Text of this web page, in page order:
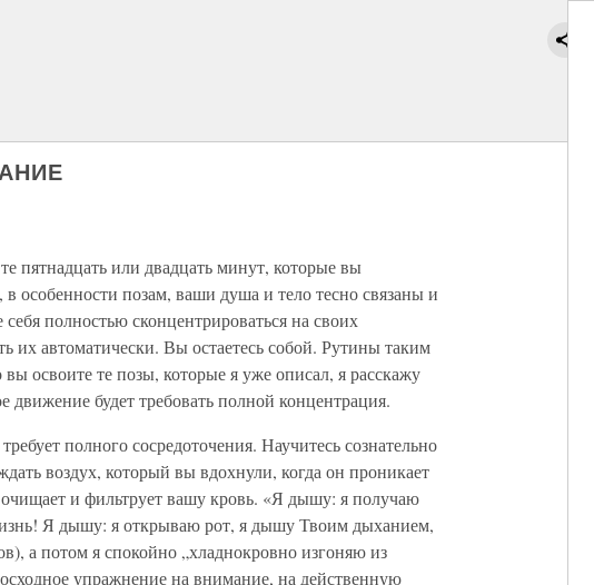
пятнадцать или двадцать минут, которые вы
особенности позам, ваши душа и тело тесно связаны и
полностью сконцентрироваться на своих
их автоматически. Вы остаетесь собой. Рутины таким
вы освоите те позы, которые я уже описал, я расскажу
движение будет требовать полной концентрация.
полного сосредоточения. Научитесь сознательно
воздух, который вы вдохнули, когда он проникает
и фильтрует вашу кровь. «Я дышу: я получаю
Я дышу: я открываю рот, я дышу Твоим дыханием,
а потом я спокойно „хладнокровно изгоняю из
упражнение на внимание, на действенную